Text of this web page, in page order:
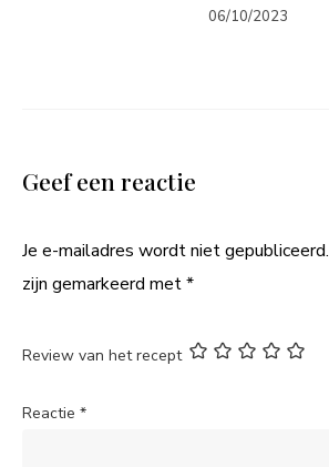
06/10/2023
Geef een reactie
Je e-mailadres wordt niet gepubliceerd.
zijn gemarkeerd met*
Review van het recept
Reactie *